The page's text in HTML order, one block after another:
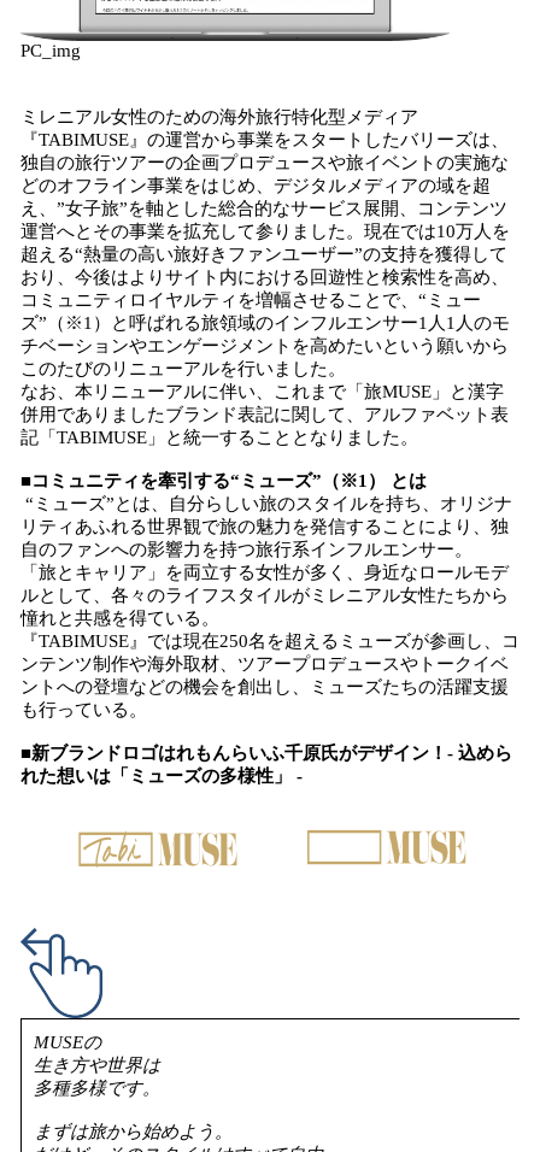
PC_img
ミレニアル女性のための海外旅行特化型メディア
『TABIMUSE』の運営から事業をスタートしたバリーズは、
独自の旅行ツアーの企画プロデュースや旅イベントの実施な
どのオフライン事業をはじめ、デジタルメディアの域を超
え、”女子旅”を軸とした総合的なサービス展開、コンテンツ
運営へとその事業を拡充して参りました。現在では10万人を
超える“熱量の高い旅好きファンユーザー”の支持を獲得して
おり、今後はよりサイト内における回遊性と検索性を高め、
コミュニティロイヤルティを増幅させることで、“ミュー
ズ”（※1）と呼ばれる旅領域のインフルエンサー1人1人のモ
チベーションやエンゲージメントを高めたいという願いから
このたびのリニューアルを行いました。
なお、本リニューアルに伴い、これまで「旅MUSE」と漢字
併用でありましたブランド表記に関して、アルファベット表
記「TABIMUSE」と統一することとなりました。
■コミュニティを牽引する“ミューズ”（※1） とは
“ミューズ”とは、自分らしい旅のスタイルを持ち、オリジナ
リティあふれる世界観で旅の魅力を発信することにより、独
自のファンへの影響力を持つ旅行系インフルエンサー。
「旅とキャリア」を両立する女性が多く、身近なロールモデ
ルとして、各々のライフスタイルがミレニアル女性たちから
憧れと共感を得ている。
『TABIMUSE』では現在250名を超えるミューズが参画し、コ
ンテンツ制作や海外取材、ツアープロデュースやトークイベ
ントへの登壇などの機会を創出し、ミューズたちの活躍支援
も行っている。
■新ブランドロゴはれもんらいふ千原氏がデザイン！- 込めら
れた想いは「ミューズの多様性」 -
MUSEの
生き方や世界は
多種多様です。
まずは旅から始めよう。